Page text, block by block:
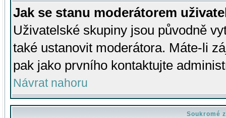
Jak se stanu moderátorem
Uživatelské skupiny jsou původně
také ustanovit moderátora. Máte-li
pak jako prvního kontaktujte
Návrat nahoru
Soukromé